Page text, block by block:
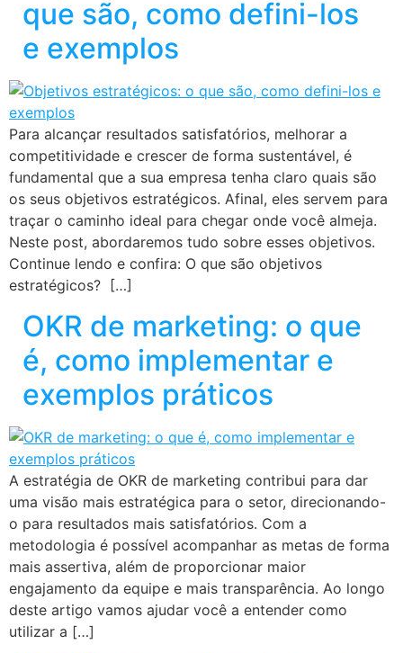
que são, como defini-los
e exemplos
Para alcançar resultados satisfatórios, melhorar a
competitividade e crescer de forma sustentável, é
fundamental que a sua empresa tenha claro quais são
os seus objetivos estratégicos. Afinal, eles servem para
traçar o caminho ideal para chegar onde você almeja.
Neste post, abordaremos tudo sobre esses objetivos.
Continue lendo e confira: O que são objetivos
estratégicos? […]
OKR de marketing: o que
é, como implementar e
exemplos práticos
A estratégia de OKR de marketing contribui para dar
uma visão mais estratégica para o setor, direcionando-
o para resultados mais satisfatórios. Com a
metodologia é possível acompanhar as metas de forma
mais assertiva, além de proporcionar maior
engajamento da equipe e mais transparência. Ao longo
deste artigo vamos ajudar você a entender como
utilizar a […]